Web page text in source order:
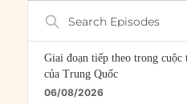
Search
Episodes
Giai đoạn tiếp theo trong cuộc
của Trung Quốc
06/08/2026